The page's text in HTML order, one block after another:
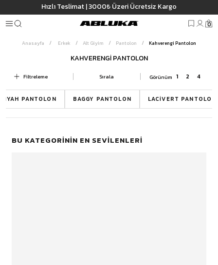
Hızlı Teslimat | 3000₺ Üzeri Ücretsiz Kargo
0
Anasayfa Erkek Alt Giyim Pantolon Kahverengi Pantolon
KAHVERENGI PANTOLON
Filtreleme Sırala
PANTOLON MODELLERI
SIYAH PANTOLON BAGGY PANTOLON LACIVERT PANTOLON
BU KATEGORININ EN SEVILENLERI